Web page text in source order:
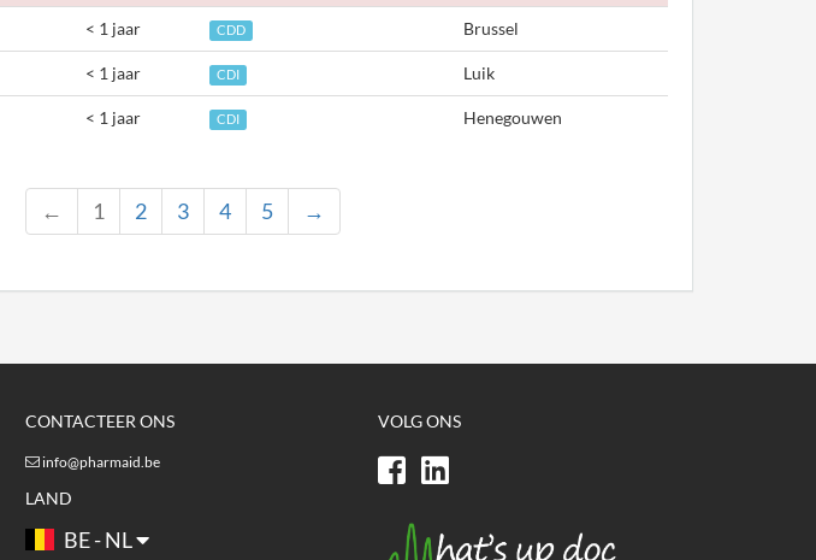
< 1 jaar CDD Brussel
< 1 jaar CDI Luik
< 1 jaar CDI Henegouwen
← 1 2 3 4 5 →
CONTACTEER ONS
info@pharmaid.be
LAND
BE - NL
VOLG ONS